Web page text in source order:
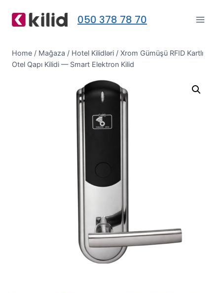
050 378 78 70
Home / Mağaza / Hotel Kilidləri / Xrom Gümüşü RFID Kartlı
Otel Qapı Kilidi — Smart Elektron Kilid